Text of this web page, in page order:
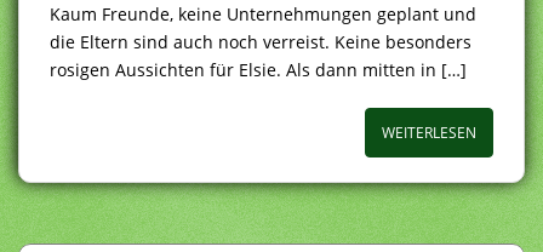
Kaum Freunde, keine Unternehmungen geplant und
die Eltern sind auch noch verreist. Keine besonders
rosigen Aussichten für Elsie. Als dann mitten in […]
WEITERLESEN